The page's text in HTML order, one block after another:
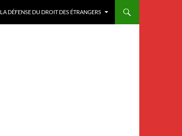
LA DÉFENSE DU DROIT DES ÉTRANGERS